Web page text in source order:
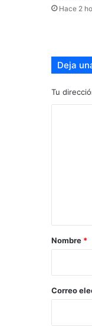
Hace 2
Deja
Tu
r
*
Nombre *
Correo